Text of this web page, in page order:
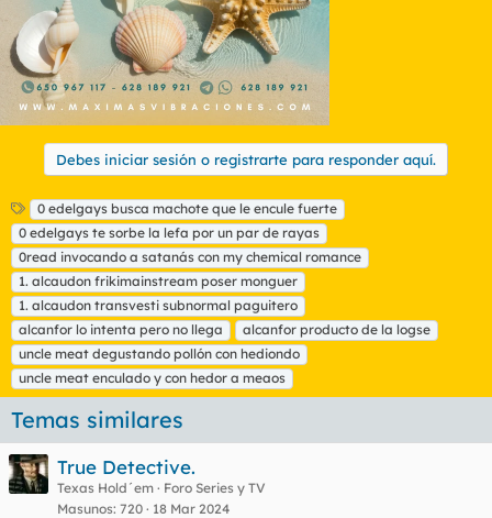
Debes iniciar sesión o registrarte para responder aquí.
E
t
i
q
u
e
t
a
s
0 edelgays busca machote que le encule fuerte
0 edelgays te sorbe la lefa por un par de rayas
0read invocando a satanás con my chemical romance
1. alcaudon frikimainstream poser monguer
1. alcaudon transvesti subnormal paguitero
alcanfor lo intenta pero no llega
alcanfor producto de la logse
uncle meat degustando pollón con hediondo
uncle meat enculado y con hedor a meaos
Temas similares
True Detective.
Texas Hold´em
Foro Series y TV
Masunos 720 18 Mar 2024